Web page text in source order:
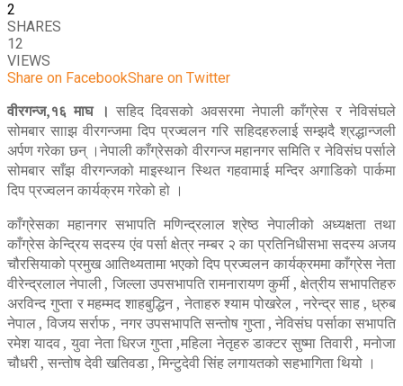
2
SHARES
12
VIEWS
Share on FacebookShare on Twitter
वीरगन्ज,१६ माघ । सहिद दिवसको अवसरमा नेपाली काँग्रेस र नेविसंघले
सोमबार सााझ वीरगन्जमा दिप प्रज्वलन गरि सहिदहरुलाई सम्झदै श्रद्धान्जली
अर्पण गरेका छन् ।नेपाली काँग्रेसको वीरगन्ज महानगर समिति र नेविसंघ पर्साले
सोमबार साँझ वीरगन्जको माइस्थान स्थित गहवामाई मन्दिर अगाडिको पार्कमा
दिप प्रज्वलन कार्यक्रम गरेको हो ।
काँग्रेसका महानगर सभापति मणिन्द्रलाल श्रेष्ठ नेपालीको अध्यक्षता तथा
काँग्रेस केन्द्रिय सदस्य एंव पर्सा क्षेत्र नम्बर २ का प्रतिनिधीसभा सदस्य अजय
चौरसियाको प्रमुख आतिथ्यतामा भएको दिप प्रज्वलन कार्यक्रममा काँग्रेस नेता
वीरेन्द्रलाल नेपाली , जिल्ला उपसभापति रामनारायण कुर्मी , क्षेत्रीय सभापतिहरु
अरविन्द गुप्ता र महम्मद शाहबुद्धिन , नेताहरु श्याम पोखरेल , नरेन्द्र साह , ध्रुब
नेपाल , विजय सर्राफ , नगर उपसभापति सन्तोष गुप्ता , नेविसंघ पर्साका सभापति
रमेश यादव , युवा नेता धिरज गुप्ता ,महिला नेतृहरु डाक्टर सुष्मा तिवारी , मनोजा
चौधरी , सन्तोष देवी खतिवडा , मिन्टुदेवी सिंह लगायतको सहभागिता थियो ।